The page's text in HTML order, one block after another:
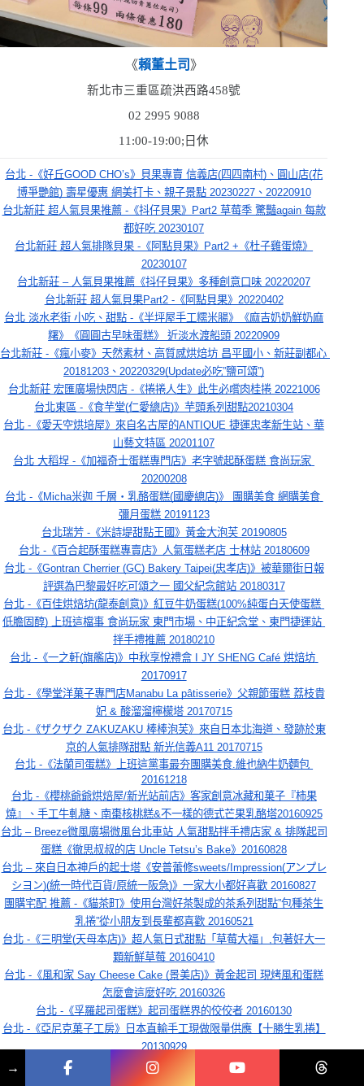
《賴董土司 》
新北市三重區疏洪西路458號
02 2995 9088
11:00-19:00;日休
台北 -《好丘GOOD CHO’s》貝果專賣 信義店(四四南村)、圓山店(花
博爭艷館) 壽星優惠 網美打卡、親子景點 20230227、20220910
台北新莊 超人氣貝果推薦 -《抖仔貝果》Part2 草莓季 驚豔again 每款
都好吃 20230107
台北新莊 超人氣排隊貝果 -《阿點貝果》Part2 +《杜子雞蛋燒》
20230107
台北新莊 – 人氣貝果推薦《抖仔貝果》多種創意口味 20220207
台北新莊 超人氣貝果Part2 -《阿點貝果》20220402
台北 淡水老街 小吃、甜點 -《半坪屋手工糯米腸》《麻吉奶奶鮮奶麻
糬》《圓圓古早味蛋糕》 近淡水渡船頭 20220909
台北新莊 -《瘋小麥》天然素材、高質感烘焙坊 昌平國小、新莊副都心
20181203、20220329(Update必吃”鹽可頌”)
台北新莊 宏匯廣場快閃店 -《捲捲人生》此生必嚐肉桂捲 20221006
台北東區 -《食芋堂(仁愛總店)》芋頭系列甜點20210304
台北 -《愛天空烘培屋》來自名古屋的ANTIQUE 捷運忠孝新生站、華
山藝文特區 20201107
台北 大稻埕 -《加福奇士蛋糕專門店》老字號起酥蛋糕 食尚玩家
20200208
台北 -《Micha米迦 千層‧乳酪蛋糕(國慶總店)》 團購美食 網購美食
彌月蛋糕 20191123
台北瑞芳 -《米詩堤甜點王國》黃金大泡芙 20190805
台北 -《百合起酥蛋糕專賣店》人氣蛋糕老店 士林站 20180609
台北 -《Gontran Cherrier (GC) Bakery Taipei(忠孝店)》被華爾街日報
評選為巴黎最好吃可頌之一 國父紀念館站 20180317
台北 -《百佳烘焙坊(龍泰創意)》紅豆牛奶蛋糕(100%純蛋白天使蛋糕
低膽固醇) 上班這檔事 食尚玩家 東門市場、中正紀念堂、東門捷運站
拌手禮推薦 20180210
台北 -《一之軒(旗艦店)》中秋享悅禮盒 I JY SHENG Café 烘焙坊
20170917
台北 -《學堂洋菓子專門店Manabu La pâtisserie》父親節蛋糕 荔枝貴
妃 & 酸溜溜檸檬塔 20170715
台北 -《ザクザク ZAKUZAKU 棒棒泡芙》來自日本北海道、發跡於東
京的人氣排隊甜點 新光信義A11 20170715
台北 -《法蘭司蛋糕》上班這黨事最夯團購美食.維也納牛奶麵包
20161218
台北 -《櫻桃爺爺烘焙屋/新光站前店》客家創意冰藏和菓子『柿果
燒』、手工牛軋糖、南棗核桃糕&不一樣的德式芒果乳酪塔20160925
台北 – Breeze微風廣場微風台北車站 人氣甜點拌手禮店家 & 排隊起司
蛋糕《徹思叔叔的店 Uncle Tetsu’s Bake》20160828
台北 – 來自日本神戶的起士塔《安普蕾修sweets/Impression(アンプレ
シヨン)(統一時代百貨/原統一阪急)》一家大小都好喜歡 20160827
團購宅配 推薦 -《貓茶町》使用台灣好茶製成的茶系列甜點”包種茶生
乳捲”從小朋友到長輩都喜歡 20160521
台北 -《三明堂(天母本店)》超人氣日式甜點「草莓大福」,包著好大一
顆新鮮草莓 20160410
台北 -《風和家 Say Cheese Cake (景美店)》黃金起司 現烤風和蛋糕
怎麼會這麼好吃 20160326
台北 -《孚羅起司蛋糕》起司蛋糕界的佼佼者 20160130
台北 -《亞尼克菓子工房》日本直輸手工現做限量供應【十勝生乳捲】
20130929
→